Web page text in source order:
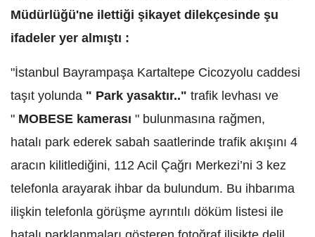
Müdürlüğü'ne ilettiği şikayet dilekçesinde şu
ifadeler yer almıştı :
"İstanbul Bayrampaşa Kartaltepe Cicozyolu caddesi
taşıt yolunda " Park yasaktır.." trafik levhası ve
" MOBESE kamerası " bulunmasına rağmen,
hatalı park ederek sabah saatlerinde trafik akışını 4
aracın kilitlediğini, 112 Acil Çağrı Merkezi’ni 3 kez
telefonla arayarak ihbar da bulundum. Bu ihbarıma
ilişkin telefonla görüşme ayrıntılı döküm listesi ile